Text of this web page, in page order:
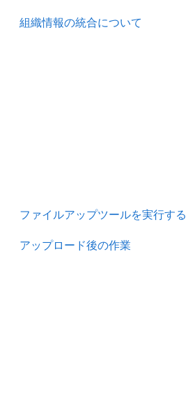
組織情報の統合について
ファイルアップツールを実行する
アップロード後の作業